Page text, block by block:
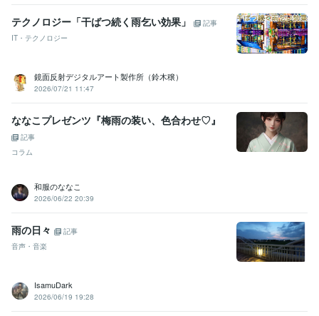
テクノロジー「干ばつ続く雨乞い効果」
記事
IT・テクノロジー
鏡面反射デジタルアート製作所（鈴木穣）
2026/07/21 11:47
ななこプレゼンツ『梅雨の装い、色合わせ♡』
記事
コラム
和服のななこ
2026/06/22 20:39
雨の日々
記事
音声・音楽
IsamuDark
2026/06/19 19:28